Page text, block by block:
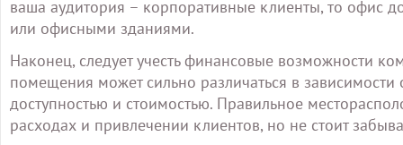
ваша аудитория – корпоративные клиенты, то офис
или офисными зданиями.
Наконец, следует учесть финансовые возможности
помещения может сильно различаться в
доступностью и стоимостью. Правильное
расходах и привлечении клиентов, но не стоит